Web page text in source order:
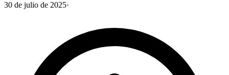
30 de julio de 2025·